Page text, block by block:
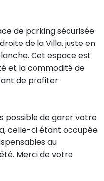
de parking sécurisée
de la Villa, juste en
Cet espace est
et la commodité de
de profiter
possible de garer votre
celle-ci étant occupée
au
Merci de votre